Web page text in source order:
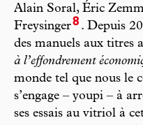
Alain Soral, Éric
Freysinger8 . Depuis
des manuels aux titres
à l’effondrement
monde tel que nous le
s’engage – youpi – à
ses essais au vitriol à